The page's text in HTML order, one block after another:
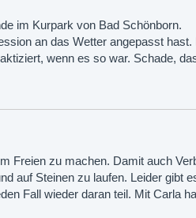
im Kurpark von Bad Schönborn.
an das Wetter angepasst
wenn es so war. Schade,
Freien zu machen. Damit auch
auf Steinen zu laufen. Leider gibt
Fall wieder daran teil. Mit Carla